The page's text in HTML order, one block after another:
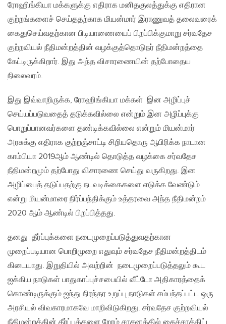
ரோஹிங்கியா மக்களுக்கு எதிராக மனிதகுலத்துக்கு எதிரான
குற்றங்களைச் செய்ததற்காக மியன்மார் இராணுவத் தலைவரைக்
கைதுசெய்வதற்கான பிடியாணையைப் பிறப்பிக்குமாறு சர்வதேச
குற்றவியல் நீதிமன்றத்தின் வழக்குத்தொடுநர் நீதிமன்றத்தை
கேட்டிருக்கிறார். இது அந்த விசாரணையின் தற்போதைய
நிலைவரம்.
இது இவ்வாறிருக்க, ரோஹிங்கியா மக்கள் இன அழிப்புச்
செய்யப்படுவதைத் தடுக்கவில்லை என்றும் இன அழிப்புக்கு
பொறுப்பானவர்களை தண்டிக்கவில்லை என்றும் மியன்மார்
அரசுக்கு எதிராக குற்றஞ்சாட்டி சிறியதொரு ஆபிரிக்க நாடான
காம்பியா 2019ஆம் ஆண்டில் தொடுத்த வழக்கை சர்வதேச
நீதிமன்றமும் தற்போது விசாரணை செய்து வருகிறது. இன
அழிப்பைத் தடுப்பதற்கு நடவடிக்கைகளை எடுக்க வேண்டும்
என்று மியன்மாரை நிர்ப்பந்திக்கும் உத்தரவை அந்த நீதிமன்றம்
2020 ஆம் ஆண்டில் பிறப்பித்தது.
தனது தீர்ப்புக்களை நடைமுறைப்படுத்துவதற்கான
முறைப்படியான பொறிமுறை எதுவும் சர்வதேச நீதிமன்றத்திடம்
கிடையாது. இறுதியில் அவற்றின் நடைமுறைப்படுத்தலும் கூட
ஐக்கிய நாடுகள் பாதுகாப்புச்சபையில் வீட்டோ அதிகாரத்தைக்
கொண்டிருக்கும் ஐந்து நிரந்தர உறுப்பு நாடுகள் சம்பந்தப்பட்ட ஒரு
அரசியல் விவகாரமாகவே மாறிவிடுகிறது. சர்வதேச குற்றவியல்